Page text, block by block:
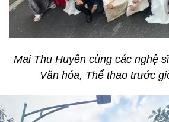
Mai Thu Huyền cùng các nghệ
Văn hóa, Thể thao trước